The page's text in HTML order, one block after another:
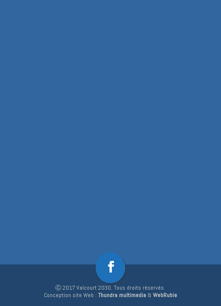
Ⓒ 2017 Valcourt 2030. Tous droits réservés.
Conception site Web : Thundra multimedia& WebRubie